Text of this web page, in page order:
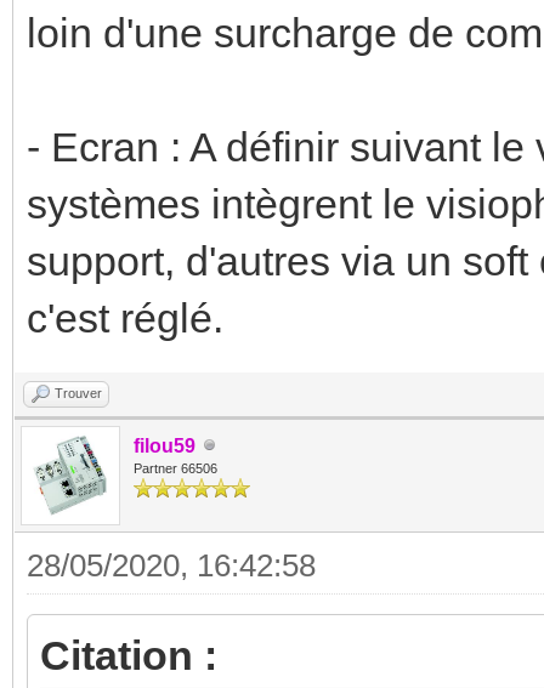
loin d'une surcharge de
- Ecran : A définir suivant
systèmes intègrent le
support, d'autres via un
c'est réglé.
Trouver
filou59
Partner 66506
28/05/2020, 16:42:58
Citation :